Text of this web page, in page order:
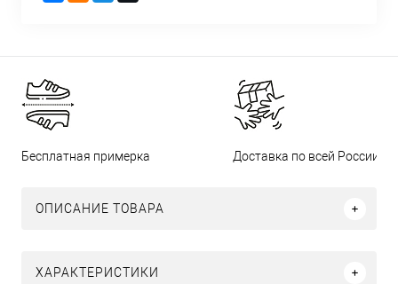
Бесплатная примерка Доставка по всей России
ОПИСАНИЕ ТОВАРА
ХАРАКТЕРИСТИКИ